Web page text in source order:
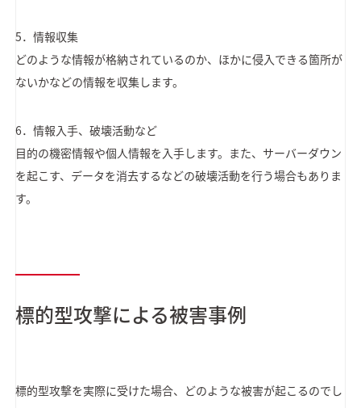
5．情報収集
どのような情報が格納されているのか、ほかに侵入できる箇所が
ないかなどの情報を収集します。
6．情報入手、破壊活動など
目的の機密情報や個人情報を入手します。また、サーバーダウン
を起こす、データを消去するなどの破壊活動を行う場合もありま
す。
標的型攻撃による被害事例
標的型攻撃を実際に受けた場合、どのような被害が起こるのでし